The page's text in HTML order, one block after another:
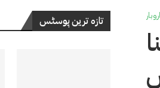
تازہ ترین پوسٹس